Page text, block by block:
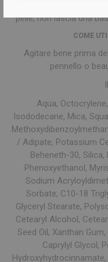
pelle, non lascia una
COME
Agitare bene prima
pennello o
Aqua,
Isododecane, Mica,
/ Adipate, Potassium
Beheneth-30,
Phenoxyethanol,
Sodium
Sorbate, C10-18
Glyceryl Stearate,
Cetearyl Alcohol,
Seed Oil, Xanthan
Caprylyl Glycol,